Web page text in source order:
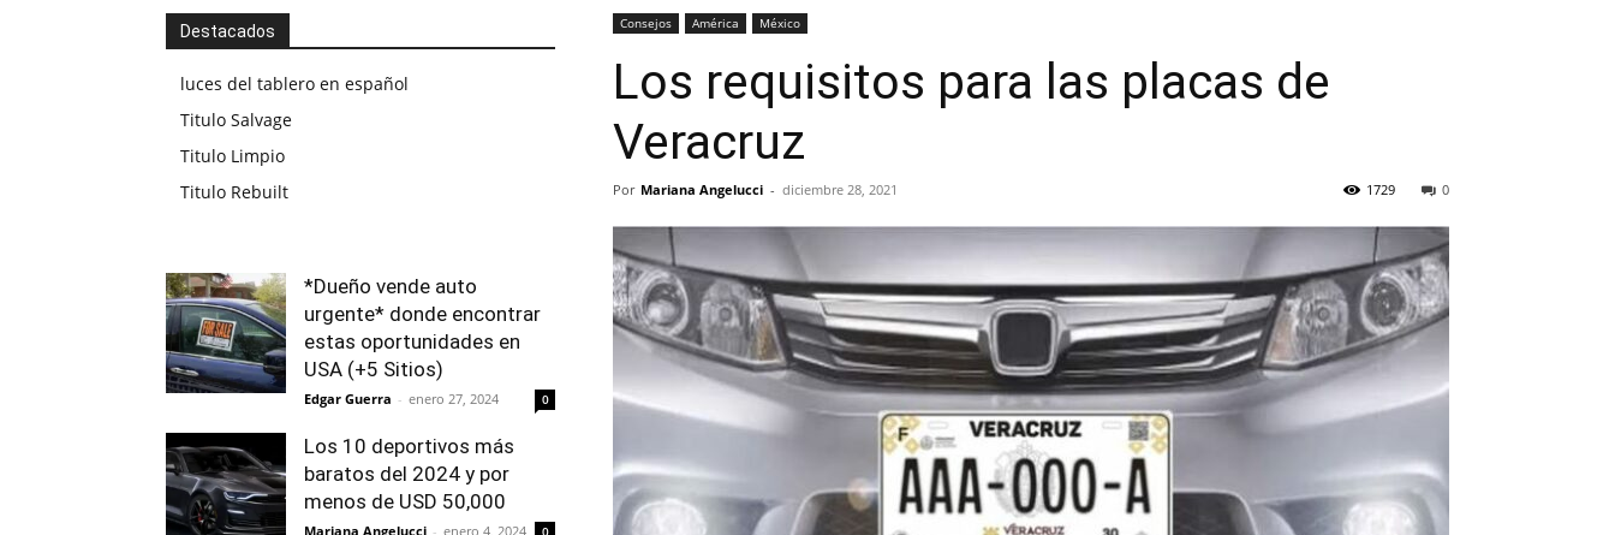
Consejos América México
Los requisitos para las placas de
Veracruz
Por Mariana Angelucci - diciembre 28, 2021 0
1729
Destacados
luces del tablero en español
Titulo Salvage
Titulo Limpio
Titulo Rebuilt
*Dueño vende auto
urgente* donde encontrar
estas oportunidades en
USA (+5 Sitios)
Edgar Guerra - enero 27, 2024 0
Los 10 deportivos más
baratos del 2024 y por
menos de USD 50,000
Mariana Angelucci - enero 4, 2024 0